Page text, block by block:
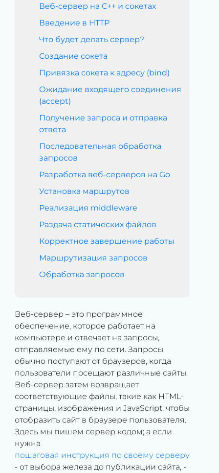
Веб-сервер на C++ и сокетах
Введение в HTTP
Что будет делать сервер?
Создание сокета
Привязка сокета к адресу (bind)
Ожидание входящего соединения
(accept)
Получение запроса и отправка
ответа
Последовательная обработка
запросов
Разработка веб-серверов на Go
Установка маршрутов
Реализация middleware
Раздача статических файлов
Корректное завершение работы
Маршрутизация запросов
Обработка запросов
Веб-сервер – это программное
обеспечение, которое работает на
компьютере и отвечает на запросы,
отправляемые ему по сети. Запросы
обычно поступают от браузеров, когда
пользователи посещают различные сайты.
Веб-сервер затем возвращает
соответствующие файлы, такие как HTML-
страницы, изображения и JavaScript, чтобы
отобразить сайт в браузере пользователя.
Здесь мы пишем сервер кодом; а если
нужна
пошаговая инструкция по своему серверу
- от выбора железа до публикации сайта, -